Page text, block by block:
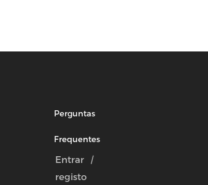
Perguntas
Frequentes
Entrar
|
registo